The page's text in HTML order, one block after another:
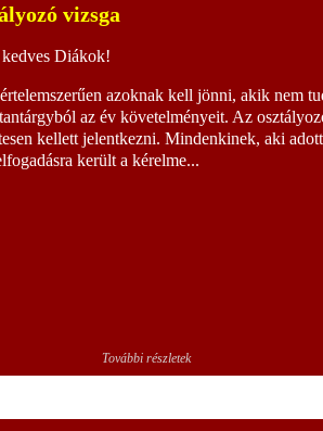
vizsga
Diákok!
azoknak kell jönni, akik nem
az év követelményeit. Az
kellett jelentkezni. Mindenkinek, aki
került a kérelme...
További részletek